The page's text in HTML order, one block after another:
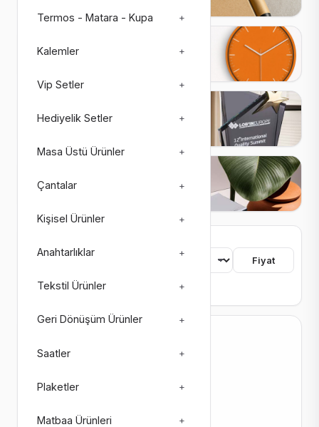
73 ürün
Termos - Matara - Kupa +
Kalemler +
Vip Setler +
Hediyelik Setler +
Masa Üstü Ürünler +
Çantalar +
Kişisel Ürünler +
Anahtarlıklar +
Tekstil Ürünler +
Geri Dönüşüm Ürünler +
Saatler +
Plaketler +
Matbaa Ürünleri +
Fiyat
Renk